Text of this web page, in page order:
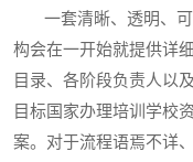
一套清晰、透明、可
构会在一开始就提供详
目录、各阶段负责人以
目标国家办理培训学校
案。对于流程语焉不详